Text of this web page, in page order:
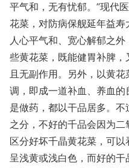
平气和，无有忧郁。”现代
花菜，对防病保舰延年益
人心平气和、宽心解郁之外
些黄花菜，既能健胃补脾，
且无副作用。另外，以黄
调，即成一道补血、养血
是做药，都以干品居多。
之分，不好的千品会因为二
区分好坏千晶黄花菜，可以
呈浅黄或浅白色，而好的